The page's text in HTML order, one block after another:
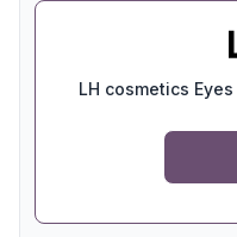
LH cosmetics